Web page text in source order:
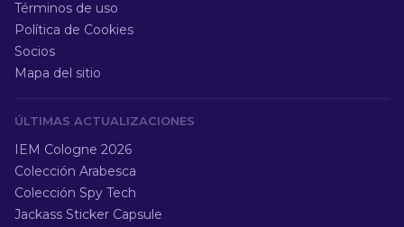
Términos de uso
Política de Cookies
Socios
Mapa del sitio
ÚLTIMAS ACTUALIZACIONES
IEM Cologne 2026
Colección Arabesca
Colección Spy Tech
Jackass Sticker Capsule